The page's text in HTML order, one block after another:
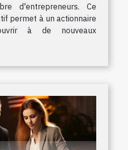
d'entrepreneurs. Ce
permet à un actionnaire
à de nouveaux